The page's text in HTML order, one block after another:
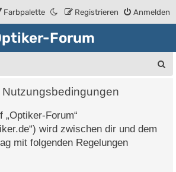
Anmelden
Registrieren
Farbpalette
Forum
„Optiker-Forum“
wird zwischen dir und dem
mit folgenden Regelungen